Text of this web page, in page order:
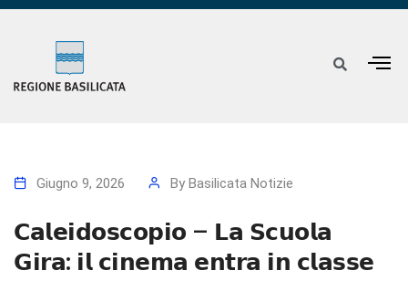
Giugno 9, 2026 By Basilicata Notizie
𝗖𝗮𝗹𝗲𝗶𝗱𝗼𝘀𝗰𝗼𝗽𝗶𝗼 – 𝗟𝗮 𝗦𝗰𝘂𝗼𝗹𝗮
𝗚𝗶𝗿𝗮: 𝗶𝗹 𝗰𝗶𝗻𝗲𝗺𝗮 𝗲𝗻𝘁𝗿𝗮 𝗶𝗻 𝗰𝗹𝗮𝘀𝘀𝗲